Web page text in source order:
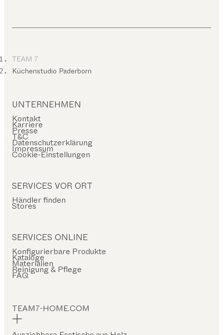
TEAM 7
Küchenstudio Paderborn
UNTERNEHMEN
Kontakt
Karriere
Presse
T&C
Datenschutzerklärung
Impressum
Cookie-Einstellungen
SERVICES VOR ORT
Händler finden
Stores
SERVICES ONLINE
Konfigurierbare Produkte
Kataloge
Materialien
Reinigung & Pflege
FAQ
TEAM7-HOME.COM